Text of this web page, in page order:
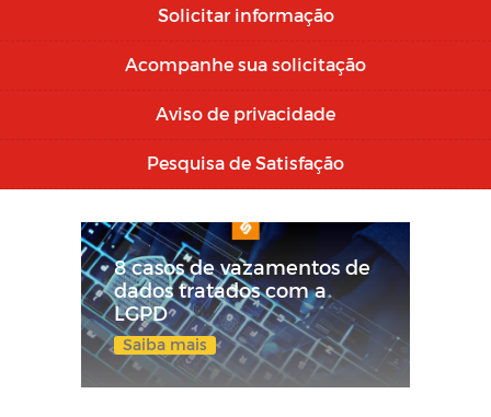
Solicitar informação
Acompanhe sua solicitação
Aviso de privacidade
Pesquisa de Satisfação
8 casos de vazamentos de
dados tratados com a
LGPD
Saiba mais